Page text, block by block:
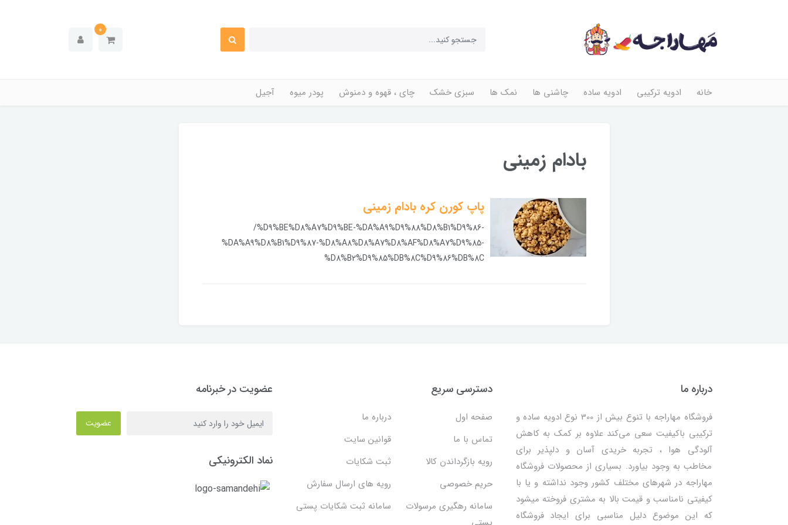
0
خانه ادویه ترکیبی ادویه ساده چاشنی ها نمک ها سبزی خشک چای ، قهوه و دمنوش پودر میوه آجیل
بادام زمینی
پاپ کورن کره بادام زمینی
/%D9%BE%D8%A7%D9%BE-%DA%A9%D9%88%D8%B1%D9%86-
%DA%A9%D8%B1%D9%87-%D8%A8%D8%A7%D8%AF%D8%A7%D9%85-
%D8%B2%D9%85%DB%8C%D9%86%DB%8C
درباره ما
فروشگاه مهاراجه با تنوع بیش از 300 نوع ادویه ساده و
ترکیبی باکیفیت سعی می‌کند علاوه بر کمک به کاهش
آلودگی هوا ، تجربه خریدی آسان و دلپذیر برای
مخاطب به وجود بیاورد. بسیاری از محصولات فروشگاه
مهاراجه در شهرهای مختلف کشور وجود نداشته و یا با
کیفیتی نامناسب و قیمت بالا به مشتری فروخته میشود
که این موضوع دلیل مناسبی برای ایجاد فروشگاه
دسترسی سریع
صفحه اول
درباره ما
تماس با ما
قوانین سایت
رویه بازگرداندن کالا
ثبت شکایات
حریم خصوصی
رویه های ارسال سفارش
سامانه رهگیری مرسولات
سامانه ثبت شکایات پستی
عضویت در خبرنامه
عضویت
نماد الکترونیکی